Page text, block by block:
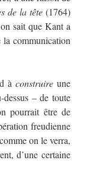
de la tête (1764)
sait que Kant a
communication
à construireune
– de toute
pourrait être de
freudienne
on le verra,
d’une certaine